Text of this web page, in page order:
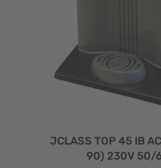
JCLASS TOP 45 IB
90) 230V 50/